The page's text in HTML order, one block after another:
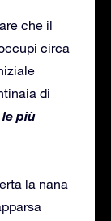
che il
circa
di
più
la nana